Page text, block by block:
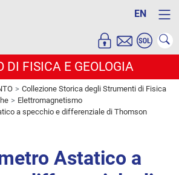
EN
DI FISICA E GEOLOGIA
Collezione Storica degli Strumenti di Fisica
Elettromagnetismo
a specchio e differenziale di Thomson
Astatico a